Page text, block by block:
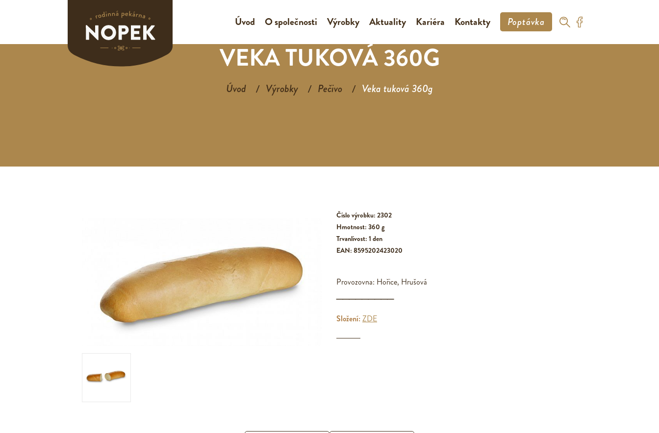
Úvod O společnosti Výrobky Aktuality Kariéra Kontakty Poptávka
VEKA TUKOVÁ 360G
Úvod Výrobky Pečivo Veka tuková 360g
Číslo výrobku: 2302
Hmotnost: 360 g
Trvanlivost: 1 den
EAN: 8595202423020
Provozovna: Hořice, Hrušová
Složení:ZDE